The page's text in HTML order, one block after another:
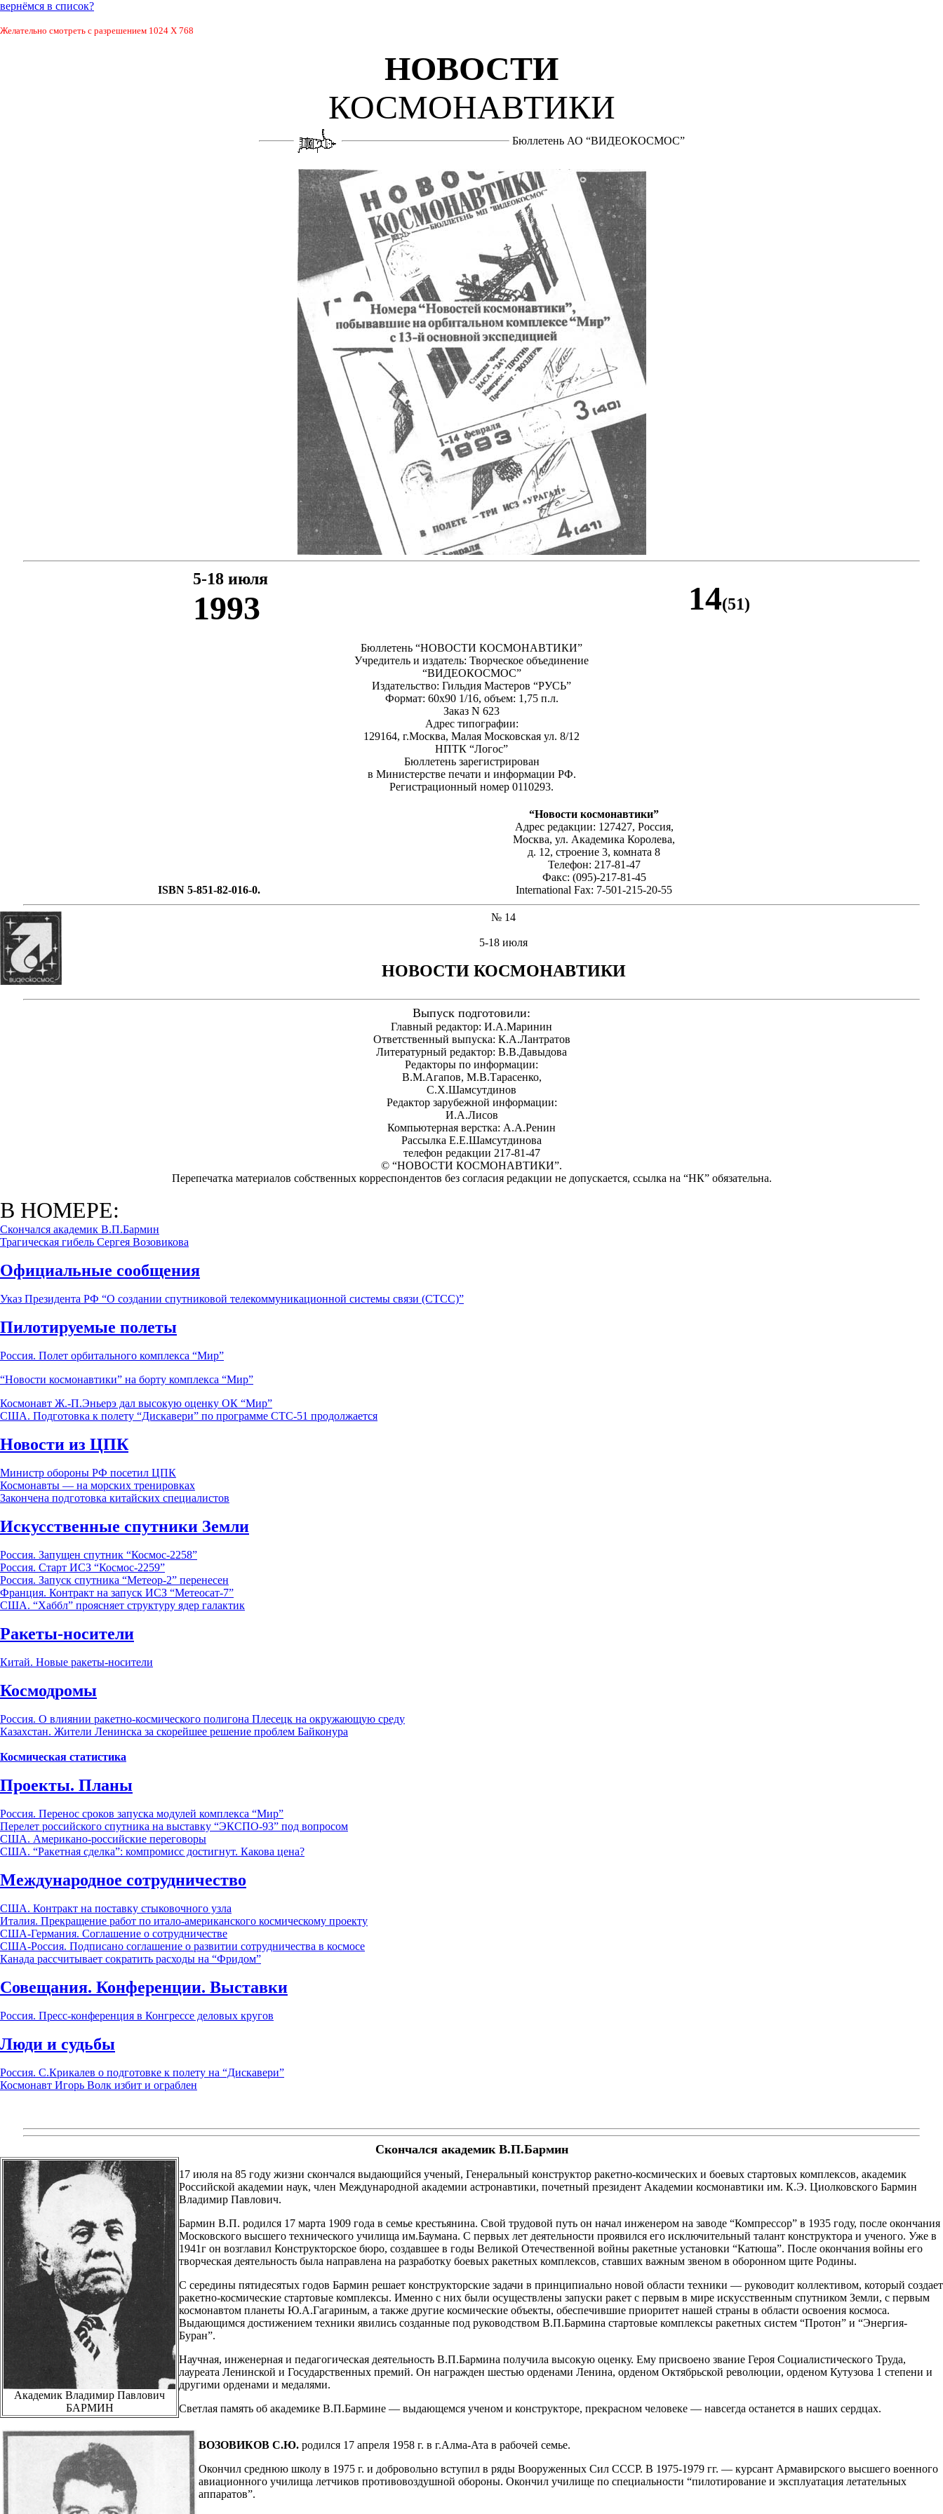
вернёмся в список?
Желательно смотреть с разрешением 1024 Х 768
НОВОСТИ
КОСМОНАВТИКИ
Бюллетень АО “ВИДЕОКОСМОС”
5-18 июля
1993 14(51)
Бюллетень “НОВОСТИ КОСМОНАВТИКИ”
Учредитель и издатель: Творческое объединение
“ВИДЕОКОСМОС”
Издательство: Гильдия Мастеров “РУСЬ”
Формат: 60x90 1/16, объем: 1,75 п.л.
Заказ N 623
Адрес типографии:
129164, г.Москва, Малая Московская ул. 8/12
НПТК “Логос”
Бюллетень зарегистрирован
в Министерстве печати и информации РФ.
Регистрационный номер 0110293.
ISBN 5-851-82-016-0.
“Новости космонавтики”
Адрес редакции: 127427, Россия,
Москва, ул. Академика Королева,
д. 12, строение 3, комната 8
Телефон: 217-81-47
Факс: (095)-217-81-45
International Fax: 7-501-215-20-55
№ 14
5-18 июля
НОВОСТИ КОСМОНАВТИКИ
Выпуск подготовили:
Главный редактор: И.А.Маринин
Ответственный выпуска: К.А.Лантратов
Литературный редактор: В.В.Давыдова
Редакторы по информации:
В.М.Агапов, М.В.Тарасенко,
С.Х.Шамсутдинов
Редактор зарубежной информации:
И.А.Лисов
Компьютерная верстка: А.А.Ренин
Рассылка Е.Е.Шамсутдинова
телефон редакции 217-81-47
© “НОВОСТИ КОСМОНАВТИКИ”.
Перепечатка материалов собственных корреспондентов без согласия редакции не допускается, ссылка на “НК” обязательна.
В НОМЕРЕ:
Скончался академик В.П.Бармин
Трагическая гибель Сергея Возовикова
Официальные сообщения
Указ Президента РФ “О создании спутниковой телекоммуникационной системы связи (СТСС)”
Пилотируемые полеты
Россия. Полет орбитального комплекса “Мир”
“Новости космонавтики” на борту комплекса “Мир”
Космонавт Ж.-П.Эньерэ дал высокую оценку ОК “Мир”
США. Подготовка к полету “Дискавери” по программе СТС-51 продолжается
Новости из ЦПК
Министр обороны РФ посетил ЦПК
Космонавты — на морских тренировках
Закончена подготовка китайских специалистов
Искусственные спутники Земли
Россия. Запущен спутник “Космос-2258”
Россия. Старт ИСЗ “Космос-2259”
Россия. Запуск спутника “Метеор-2” перенесен
Франция. Контракт на запуск ИСЗ “Метеосат-7”
США. “Хаббл” проясняет структуру ядер галактик
Ракеты-носители
Китай. Новые ракеты-носители
Космодромы
Россия. О влиянии ракетно-космического полигона Плесецк на окружающую среду
Казахстан. Жители Ленинска за скорейшее решение проблем Байконура
Космическая статистика
Проекты. Планы
Россия. Перенос сроков запуска модулей комплекса “Мир”
Перелет российского спутника на выставку “ЭКСПО-93” под вопросом
США. Американо-российские переговоры
США. “Ракетная сделка”: компромисс достигнут. Какова цена?
Международное сотрудничество
США. Контракт на поставку стыковочного узла
Италия. Прекращение работ по итало-американского космическому проекту
США-Германия. Соглашение о сотрудничестве
США-Россия. Подписано соглашение о развитии сотрудничества в космосе
Канада рассчитывает сократить расходы на “Фридом”
Совещания. Конференции. Выставки
Россия. Пресс-конференция в Конгрессе деловых кругов
Люди и судьбы
Россия. С.Крикалев о подготовке к полету на “Дискавери”
Космонавт Игорь Волк избит и ограблен
Скончался академик В.П.Бармин
Академик Владимир Павлович
БАРМИН
17 июля на 85 году жизни скончался выдающийся ученый, Генеральный конструктор ракетно-космических и боевых стартовых комплексов, академик
Российской академии наук, член Международной академии астронавтики, почетный президент Академии космонавтики им. К.Э. Циолковского Бармин
Владимир Павлович.
Бармин В.П. родился 17 марта 1909 года в семье крестьянина. Свой трудовой путь он начал инженером на заводе “Компрессор” в 1935 году, после окончания
Московского высшего технического училища им.Баумана. С первых лет деятельности проявился его исключительный талант конструктора и ученого. Уже в
1941г он возглавил Конструкторское бюро, создавшее в годы Великой Отечественной войны ракетные установки “Катюша”. После окончания войны его
творческая деятельность была направлена на разработку боевых ракетных комплексов, ставших важным звеном в оборонном щите Родины.
С середины пятидесятых годов Бармин решает конструкторские задачи в принципиально новой области техники — руководит коллективом, который создает
ракетно-космические стартовые комплексы. Именно с них были осуществлены запуски ракет с первым в мире искусственным спутником Земли, с первым
космонавтом планеты Ю.А.Гагариным, а также другие космические объекты, обеспечившие приоритет нашей страны в области освоения космоса.
Выдающимся достижением техники явились созданные под руководством В.П.Бармина стартовые комплексы ракетных систем “Протон” и “Энергия-
Буран”.
Научная, инженерная и педагогическая деятельность В.П.Бармина получила высокую оценку. Ему присвоено звание Героя Социалистического Труда,
лауреата Ленинской и Государственных премий. Он награжден шестью орденами Ленина, орденом Октябрьской революции, орденом Кутузова 1 степени и
другими орденами и медалями.
Светлая память об академике В.П.Бармине — выдающемся ученом и конструкторе, прекрасном человеке — навсегда останется в наших сердцах.
ВОЗОВИКОВ С.Ю. родился 17 апреля 1958 г. в г.Алма-Ата в рабочей семье.
Окончил среднюю школу в 1975 г. и добровольно вступил в ряды Вооруженных Сил СССР. В 1975-1979 гг. — курсант Армавирского высшего военного
авиационного училища летчиков противовоздушной обороны. Окончил училище по специальности “пилотирование и эксплуатация летательных
аппаратов”.